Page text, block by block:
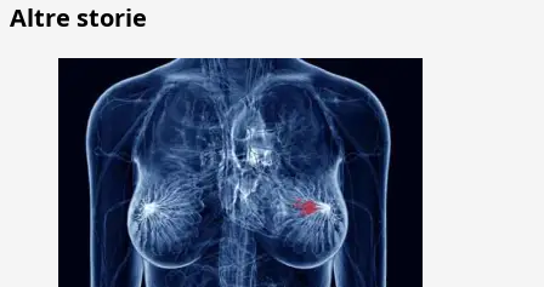
Altre storie